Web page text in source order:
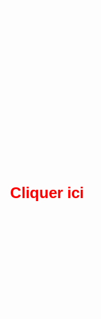
Cliquer ici